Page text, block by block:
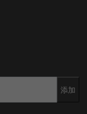
添加